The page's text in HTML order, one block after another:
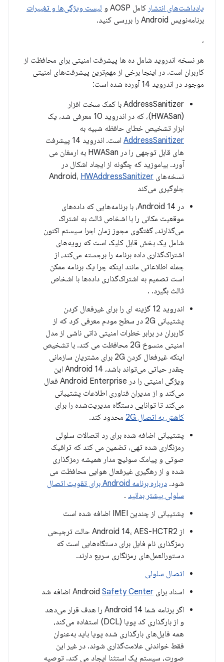
یادداشت‌های انتشار کامل AOSP و
لیست ویژگی‌ها و تغییرات
برنامه‌نویس Android را بررسی کنید.
،
هر نسخه اندروید شامل ده ها پیشرفت امنیتی برای محافظت از
کاربران است. در اینجا برخی از مهم‌ترین پیشرفت‌های امنیتی
موجود در اندروید 14 آورده شده است:
AddressSanitizer با کمک سخت افزار
(HWASan)، که در اندروید 10 معرفی شد، یک
ابزار تشخیص خطای حافظه شبیه به
AddressSanitizer
است. اندروید 14 پیشرفت
های قابل توجهی را در HWASan به ارمغان می
آورد. بیاموزید که چگونه از ایجاد اشکال در
نسخه‌های Android، HWAddressSanitizer
جلوگیری می‌کند
در Android 14، با برنامه‌هایی که داده‌های
موقعیت مکانی را با اشخاص ثالث به اشتراک
می‌گذارند، گفتگوی مجوز زمان اجرا سیستم اکنون
شامل یک بخش قابل کلیک است که رویه‌های
اشتراک‌گذاری داده برنامه را برجسته می‌کند، از
جمله اطلاعاتی مانند اینکه چرا یک برنامه ممکن
است تصمیم به اشتراک‌گذاری داده‌ها با اشخاص
ثالث بگیرد. .
اندروید 12 گزینه ای را برای غیرفعال کردن
پشتیبانی 2G در سطح مودم معرفی کرد که از
کاربران در برابر خطرات امنیتی ذاتی ناشی از مدل
امنیتی منسوخ 2G محافظت می کند. با تشخیص
اینکه غیرفعال کردن 2G برای مشتریان سازمانی
چقدر حیاتی می‌تواند باشد، Android 14 این
ویژگی امنیتی را در Android Enterprise فعال
می‌کند و از مدیران فناوری اطلاعات پشتیبانی
می‌کند تا توانایی دستگاه مدیریت‌شده را برای
کاهش به اتصال 2G
محدود کند.
پشتیبانی اضافه شده برای رد اتصالات سلولی
رمزنگاری شده تهی، تضمین می کند که ترافیک
صوتی و پیامک سوئیچ مدار همیشه رمزگذاری
شده و از رهگیری غیرفعال هوایی محافظت می
شود.
درباره برنامه Android برای تقویت اتصال
سلولی بیشتر بدانید .
پشتیبانی از چندین IMEI اضافه شده است
از Android 14، AES-HCTR2 حالت ترجیحی
رمزگذاری نام فایل برای دستگاه‌هایی است که
دستورالعمل‌های رمزنگاری سریع دارند.
اتصال سلولی
اسناد برای Android Safety Center
اضافه شد
اگر برنامه شما Android 14 را هدف قرار می‌دهد
و از بارگذاری کد پویا (DCL) استفاده می‌کند،
همه فایل‌های بارگذاری شده پویا باید به‌عنوان
فقط خواندنی علامت‌گذاری شوند. در غیر این
صورت، سیستم یک استثنا ایجاد می کند. توصیه